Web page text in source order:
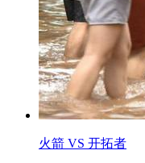
火箭 VS 开拓者